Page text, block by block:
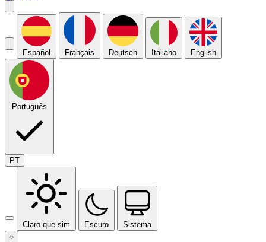
Español Français Deutsch Italiano English
Português
PT
Claro que sim Escuro Sistema